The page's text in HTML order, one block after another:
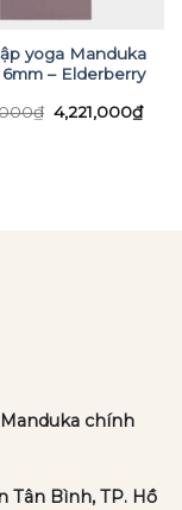
yoga Manduka
6mm – Elderberry
₫ Giá
gốc
4,221,000₫Giá
hiện
chính
Tân Bình, TP. Hồ